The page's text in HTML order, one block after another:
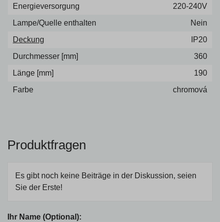
Energieversorgung
220-240V
Lampe/Quelle enthalten
Nein
Deckung
IP20
Durchmesser [mm]
360
Länge [mm]
190
Farbe
chromová
Produktfragen
Es gibt noch keine Beiträge in der Diskussion, seien
Sie der Erste!
Ihr Name (Optional):